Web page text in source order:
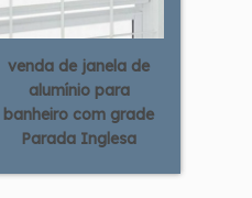
venda de janela de
alumínio para
banheiro com grade
Parada Inglesa